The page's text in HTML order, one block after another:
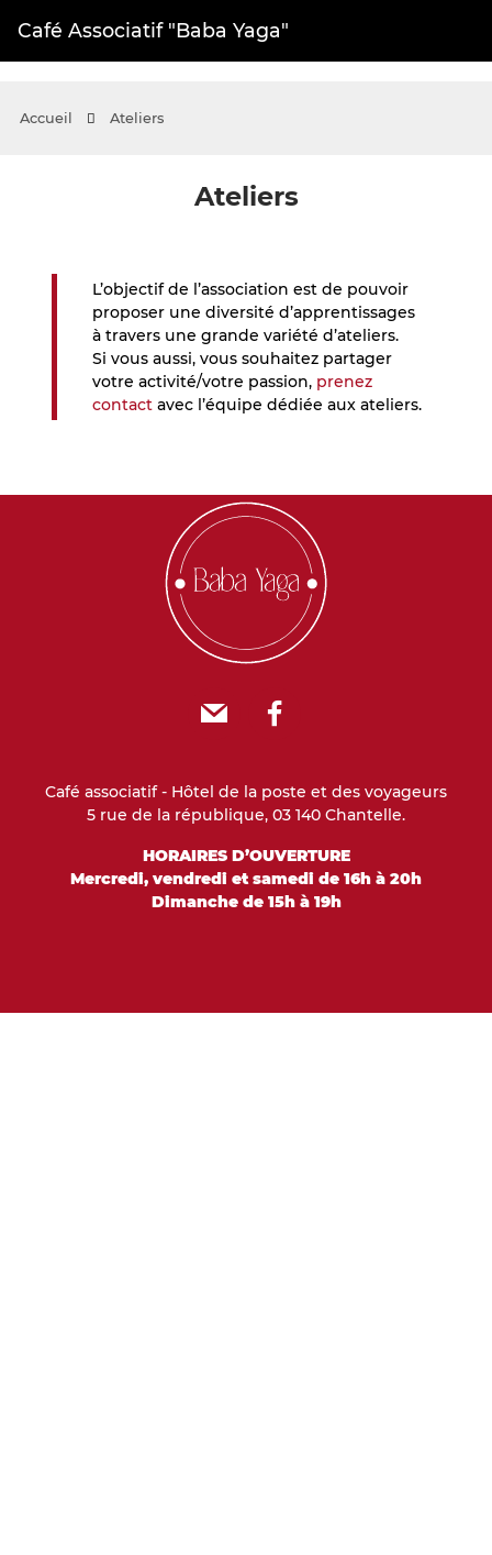
Café Associatif "Baba Yaga"
Accueil Ateliers
Ateliers
L’objectif de l’association est de pouvoir
proposer une diversité d’apprentissages
à travers une grande variété d’ateliers.
Si vous aussi, vous souhaitez partager
votre activité/votre passion, prenez
contact avec l’équipe dédiée aux ateliers.
Café associatif - Hôtel de la poste et des voyageurs
5 rue de la république, 03 140 Chantelle.
HORAIRES D’OUVERTURE
Mercredi, vendredi et samedi de 16h à 20h
Dimanche de 15h à 19h